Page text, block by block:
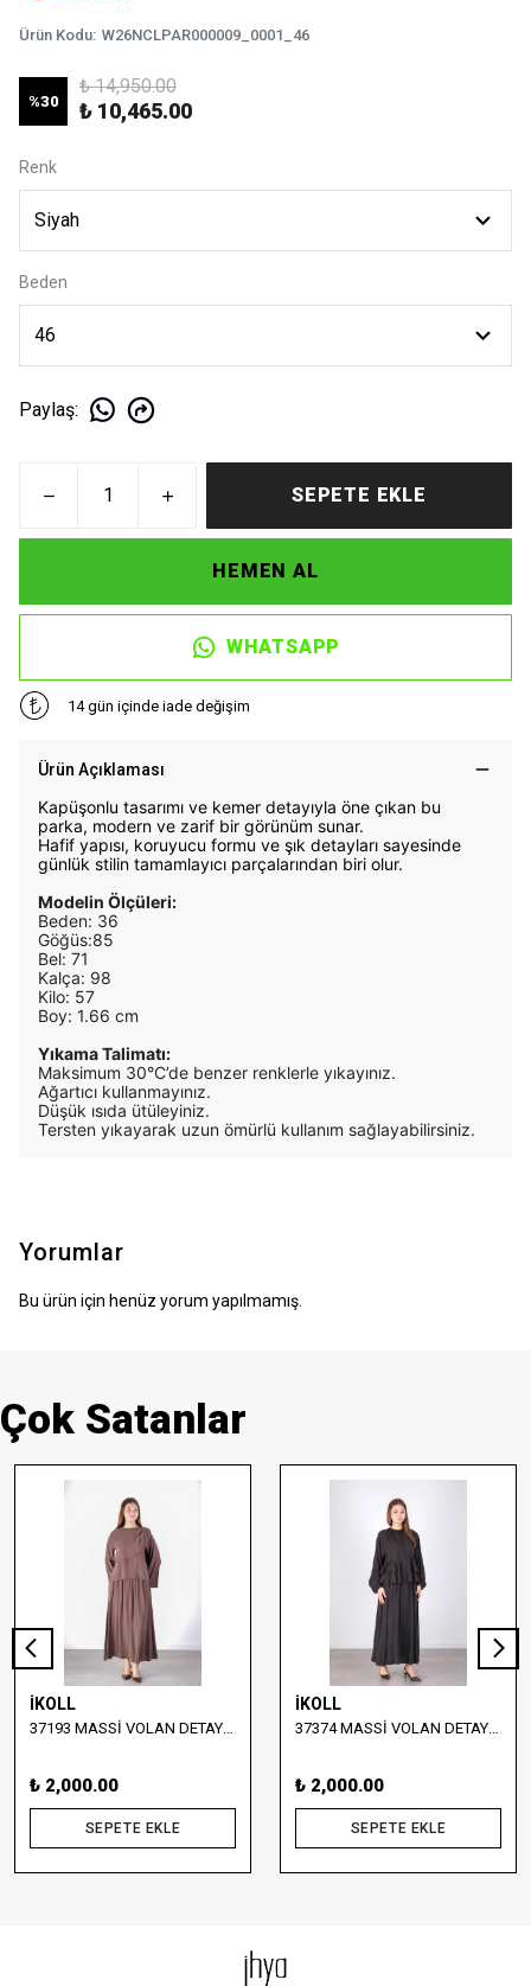
Ürün Kodu: W26NCLPAR000009_0001_46
%30
₺ 14,950.00
₺ 10,465.00
Renk
Beden
Paylaş:
SEPETE EKLE
HEMEN AL
WHATSAPP
14 gün içinde iade değişim
Ürün Açıklaması
Kapüşonlu tasarımı ve kemer detayıyla öne çıkan bu
parka, modern ve zarif bir görünüm sunar.
Hafif yapısı, koruyucu formu ve şık detayları sayesinde
günlük stilin tamamlayıcı parçalarından biri olur.
Modelin Ölçüleri:
Beden: 36
Göğüs:85
Bel: 71
Kalça: 98
Kilo: 57
Boy: 1.66 cm
Yıkama Talimatı:
Maksimum 30°C’de benzer renklerle yıkayınız.
Ağartıcı kullanmayınız.
Düşük ısıda ütüleyiniz.
Tersten yıkayarak uzun ömürlü kullanım sağlayabilirsiniz.
Yorumlar
Bu ürün için henüz yorum yapılmamış.
Çok Satanlar
İKOLL
37193 MASSİ VOLAN DETAYLI BLUZ VE ETEK TAKIM
₺ 2,000.00
SEPETE EKLE
İKOLL
37374 MASSİ VOLAN DETAYLI BLUZ VE UZUN ETEK TAKIM
₺ 2,000.00
SEPETE EKLE